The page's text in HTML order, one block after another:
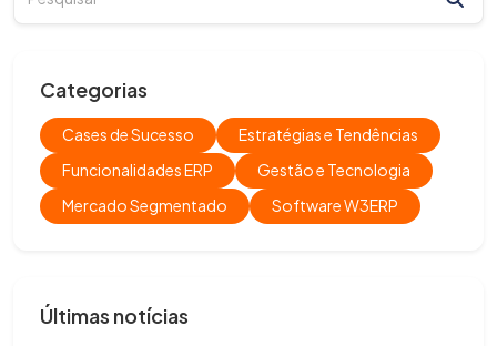
Categorias
Cases de Sucesso
Estratégias e Tendências
Funcionalidades ERP
Gestão e Tecnologia
Mercado Segmentado
Software W3ERP
Últimas notícias